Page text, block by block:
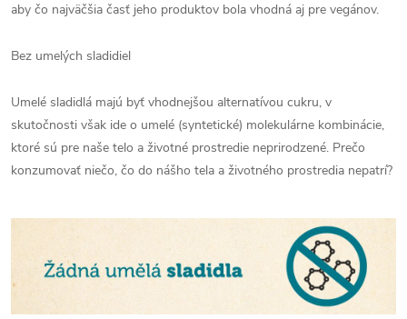
aby čo najväčšia časť jeho produktov bola vhodná aj pre vegánov.
Bez umelých sladidiel
Umelé sladidlá majú byť vhodnejšou alternatívou cukru, v
skutočnosti však ide o umelé (syntetické) molekulárne kombinácie,
ktoré sú pre naše telo a životné prostredie neprirodzené. Prečo
konzumovať niečo, čo do nášho tela a životného prostredia nepatrí?